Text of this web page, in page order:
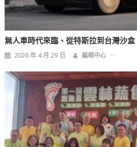
無人車時代來臨、從特斯拉到台灣沙
2026 年 4 月 29 日 編輯中心